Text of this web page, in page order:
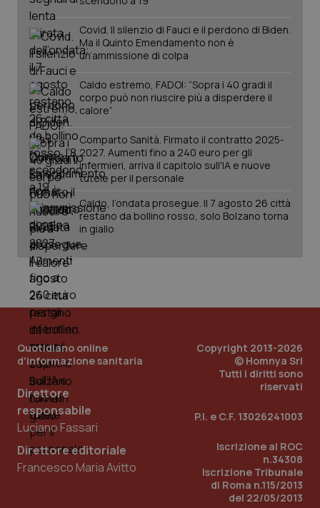
Covid. Il silenzio di Fauci e il perdono di Biden.
Ma il Quinto Emendamento non è
un’ammissione di colpa
Caldo estremo, FADOI: “Sopra i 40 gradi il
corpo può non riuscire più a disperdere il
calore”
Comparto Sanità. Firmato il contratto 2025-
2027. Aumenti fino a 240 euro per gli
infermieri, arriva il capitolo sull'IA e nuove
tutele per il personale
Caldo, l’ondata prosegue. Il 7 agosto 26 città
restano da bollino rosso, solo Bolzano torna
in giallo
Quotidiano online
d'informazione sanitaria
Direttore
responsabile
Luciano Fassari
Direttore editoriale
Francesco Maria Avitto
Copyright 2013-2026
© Homnya Srl
Tutti i diritti sono
riservati
P.I. e C.F. 13026241003
Iscrizione al ROC
n.34308
Iscrizione Tribunale
di Roma n.115/2013
del 22/05/2013
PHPSESSID
_ga_KM60CM4NPH .quotidianosanita.it
1
mese